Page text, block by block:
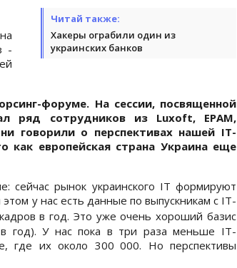
Читай также:
Хакеры ограбили один из
украинских банков
-
форуме. На сессии, посвященной
ряд сотрудников из Luxoft, EPAM,
говорили о перспективах нашей IT-
как европейская страна Украина еще
сейчас рынок украинского IT формируют
у нас есть данные по выпускникам с IT-
в год. Это уже очень хороший базис
год). У нас пока в три раза меньше IT-
где их около 300 000. Но перспективы